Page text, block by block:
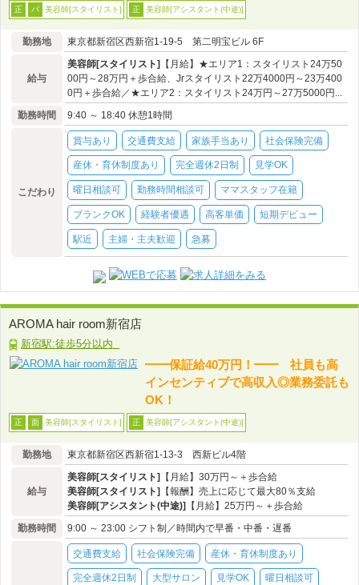
正 パ 美容師[スタイリスト] 正 美容師[アシスタント(中途)]
勤務地 東京都新宿区西新宿1-19-5 第二明宝ビル 6F
給与
美容師[スタイリスト]
【月給】★エリア1：スタイリスト24万50
00円～28万円＋歩合給、Jrスタイリスト22万4000円～23万400
0円＋歩合給／★エリア2：スタイリスト24万円～27万5000円...
勤務時間
9:40 ～ 18:40 休憩1時間
こだわり
賞与あり 交通費支給 家族手当あり 社会保険完備
産休・育休制度あり 完全週休2日制 見学OK
曜日相談可 勤務時間相談可 ママスタッフ在籍
ブランクOK 経験者優遇 高客単価 短期デビュー
駅近 主婦・主夫歓迎 急募
AROMA hair room新宿店
新宿駅:徒歩5分以内
━━保証給40万円！━━ 社員も高
インセンティブで高収入◎業務委託も
OK！
正 面 美容師[スタイリスト] 正 美容師[アシスタント(中途)]
勤務地 東京都新宿区西新宿1‐13‐3 西新ビル4階
給与
美容師[スタイリスト]
【月給】30万円～＋歩合給
美容師[スタイリスト]
【報酬】売上に応じて最大80％支給
美容師[アシスタント(中途)]
【月給】25万円～＋歩合給
勤務時間
9:00 ～ 23:00 シフト制／時間内で早番・中番・遅番
交通費支給 社会保険完備 産休・育休制度あり
完全週休2日制 大型サロン 見学OK 曜日相談可